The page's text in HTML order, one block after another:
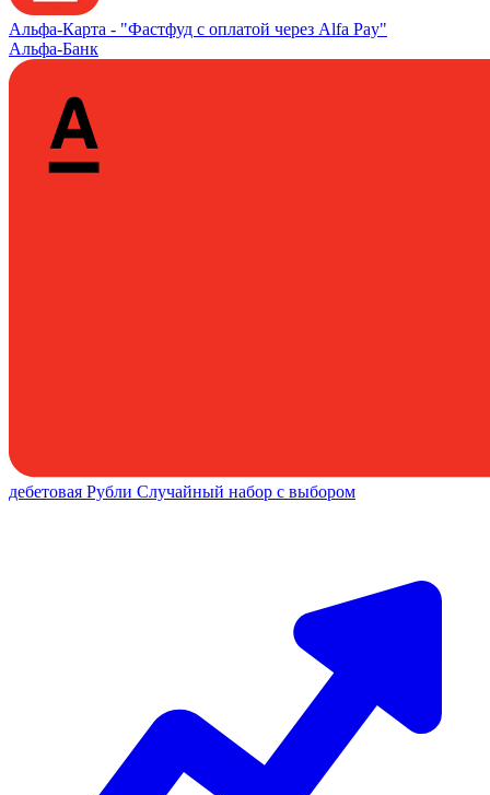
Альфа‑Карта - "Фастфуд с оплатой через Alfa Pay"
Альфа-Банк
дебетовая Рубли Случайный набор с выбором